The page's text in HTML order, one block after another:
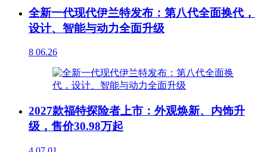
全新一代现代伊兰特发布：第八代全面换代，
设计、智能与动力全面升级
8 06.26
2027款福特探险者上市：外观焕新、内饰升
级，售价30.98万起